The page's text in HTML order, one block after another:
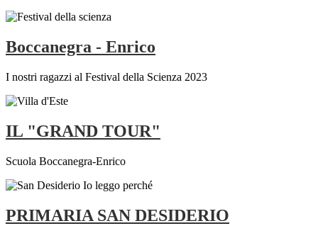
Boccanegra - Enrico
I nostri ragazzi al Festival della Scienza 2023
IL "GRAND TOUR"
Scuola Boccanegra-Enrico
PRIMARIA SAN DESIDERIO